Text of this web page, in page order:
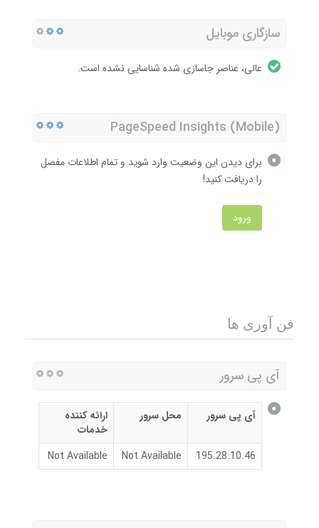
سازگاری موبایل
عالی، عناصر جاسازی شده شناسایی نشده است.
PageSpeed Insights (Mobile)
برای دیدن این وضعیت وارد شوید و تمام اطلاعات مفصل
را دریافت کنید!
ورود
فن آوری ها
آی پی سرور
آی پی سرور محل سرور
ارائه کننده
خدمات
195.28.10.46
Not Available
Not Available